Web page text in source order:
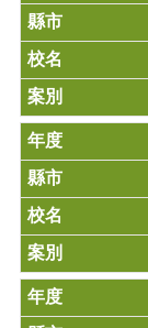
查
專
區